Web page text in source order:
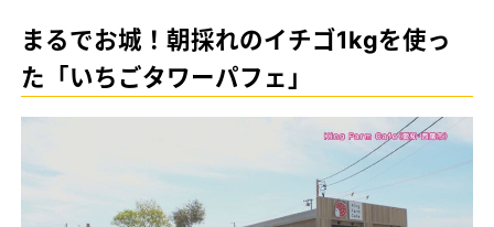
まるでお城！朝採れのイチゴ1kgを使っ
た「いちごタワーパフェ」